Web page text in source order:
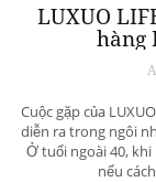
LUXUO
hàng
Cuộc gặp của
diễn ra trong ngôi
Ở tuổi ngoài 40,
nếu